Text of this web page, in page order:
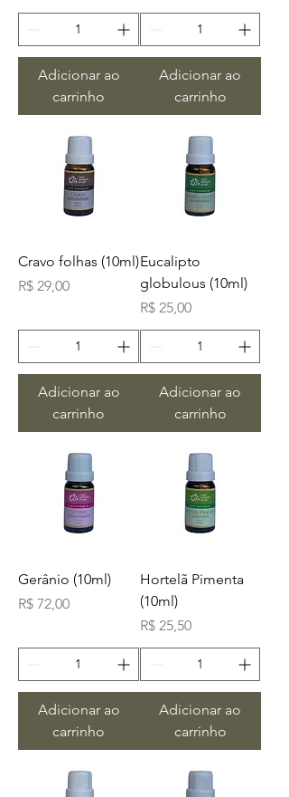
Adicionar ao
carrinho
Adicionar ao
carrinho
Cravo folhas (10ml)
Preço
R$ 29,00
Adicionar ao
carrinho
Eucalipto
globulous (10ml)
Preço
R$ 25,00
Adicionar ao
carrinho
Gerânio (10ml)
Preço
R$ 72,00
Adicionar ao
carrinho
Hortelã Pimenta
(10ml)
Preço
R$ 25,50
Adicionar ao
carrinho